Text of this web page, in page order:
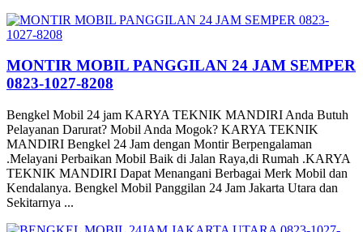
MONTIR MOBIL PANGGILAN 24 JAM SEMPER
0823-1027-8208
Bengkel Mobil 24 jam KARYA TEKNIK MANDIRI Anda Butuh
Pelayanan Darurat? Mobil Anda Mogok? KARYA TEKNIK
MANDIRI Bengkel 24 Jam dengan Montir Berpengalaman
.Melayani Perbaikan Mobil Baik di Jalan Raya,di Rumah .KARYA
TEKNIK MANDIRI Dapat Menangani Berbagai Merk Mobil dan
Kendalanya. Bengkel Mobil Panggilan 24 Jam Jakarta Utara dan
Sekitarnya ...